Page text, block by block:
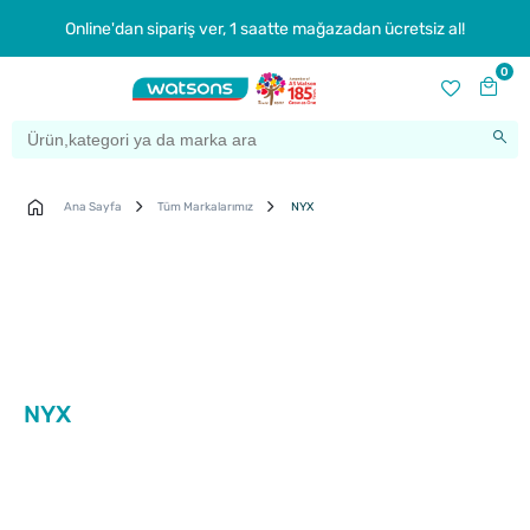
Online'dan sipariş ver, 1 saatte mağazadan ücretsiz al!
0
Ana Sayfa Tüm Markalarımız NYX
NYX